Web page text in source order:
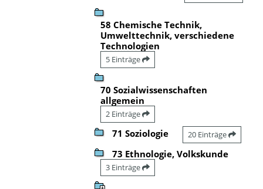
58 Chemische Technik,
Umwelttechnik, verschiedene
Technologien
5 Einträge
70 Sozialwissenschaften
allgemein
2 Einträge
71 Soziologie 20 Einträge
73 Ethnologie, Volkskunde
3 Einträge